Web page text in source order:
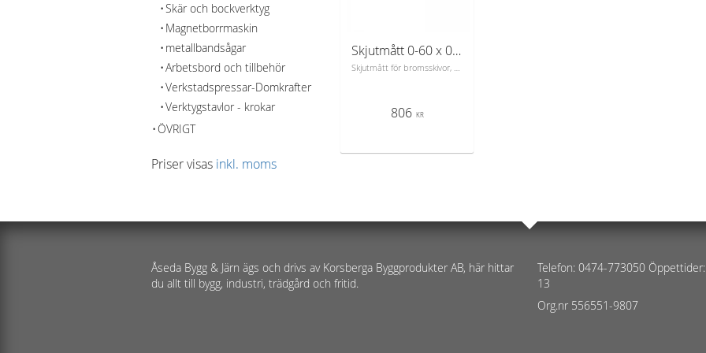
Skjutmått 0-60 x 0,1 mm för bromsskivor
806 KR
Skär och bockverktyg
Magnetborrmaskin
metallbandsågar
Arbetsbord och tillbehör
Verkstadspressar-Domkrafter
Verktygstavlor - krokar
ÖVRIGT
Priser visas inkl. moms
Åseda Bygg & Järn ägs och drivs av Korsberga Byggprodukter AB, här hittar
du allt till bygg, industri, trädgård och fritid.
Telefon: 0474-773050
13
Org.nr 556551-9807